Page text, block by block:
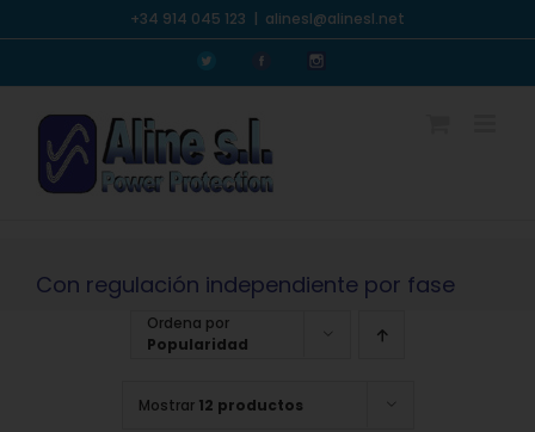
al
+34 914 045 123 | alinesl@alinesl.net
PersonalizadoPersonalizadoPersonalizado
Con regulación independiente por fase
Ordena por
Popularidad
Mostrar 12 productos